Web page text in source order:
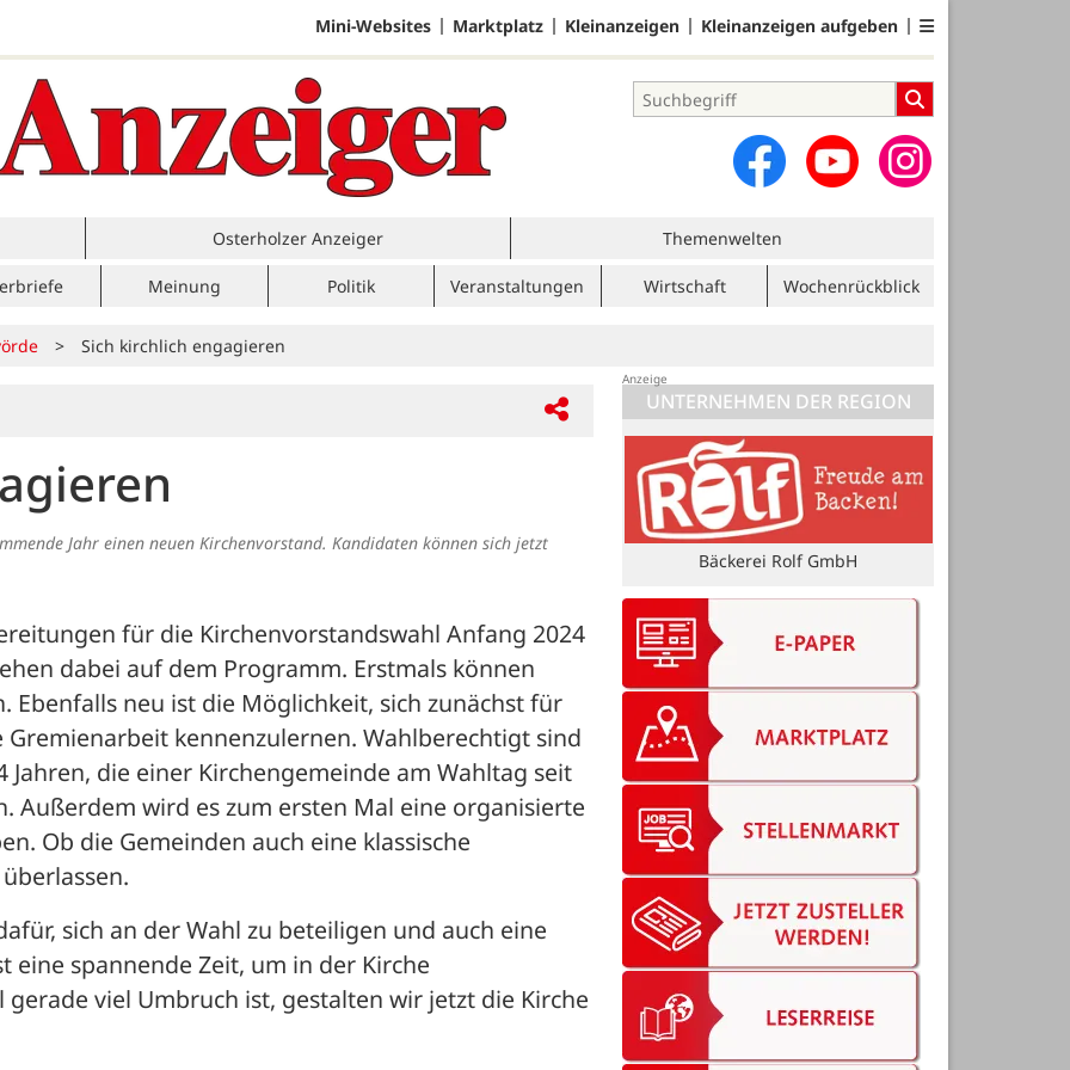
Mini-Websites Marktplatz Kleinanzeigen Kleinanzeigen aufgeben
Osterholzer Anzeiger Themenwelten
Meinung Politik Veranstaltungen Wirtschaft Wochenrückblick
> Sich kirchlich engagieren
Jahr einen neuen Kirchenvorstand. Kandidaten können sich jetzt
für die Kirchenvorstandswahl Anfang 2024
dabei auf dem Programm. Erstmals können
Ebenfalls neu ist die Möglichkeit, sich zunächst für
Gremienarbeit kennenzulernen. Wahlberechtigt sind
die einer Kirchengemeinde am Wahltag seit
Außerdem wird es zum ersten Mal eine organisierte
Ob die Gemeinden auch eine klassische
sich an der Wahl zu beteiligen und auch eine
eine spannende Zeit, um in der Kirche
viel Umbruch ist, gestalten wir jetzt die Kirche
UNTERNEHMEN DER REGION
Bäckerei Rolf GmbH